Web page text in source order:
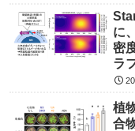
に
密
ラ
し
植
合